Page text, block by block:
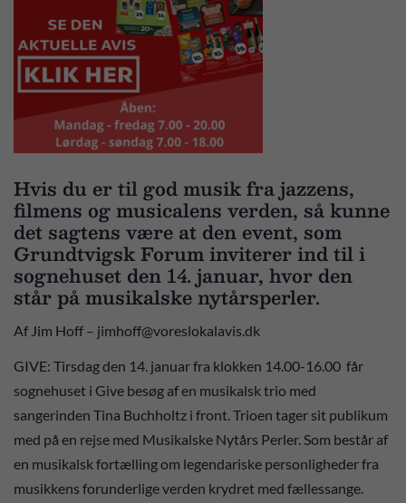
Hvis du er til god musik fra jazzens,
filmens og musicalens verden, så kunne
det sagtens være at den event, som
Grundtvigsk Forum inviterer ind til i
sognehuset den 14. januar, hvor den
står på musikalske nytårsperler.
Af Jim Hoff – jimhoff@voreslokalavis.dk
GIVE: Tirsdag den 14. januar fra klokken 14.00-16.00 får
sognehuset i Give besøg af en musikalsk trio med
sangerinden Tina Buchholtz i front. Trioen tager sit publikum
med på en rejse med Musikalske Nytårs Perler. Som består af
en musikalsk fortælling om legendariske personligheder fra
musikkens forunderlige verden krydret med fællessange.